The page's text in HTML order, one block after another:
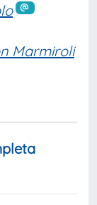
Marmiroli